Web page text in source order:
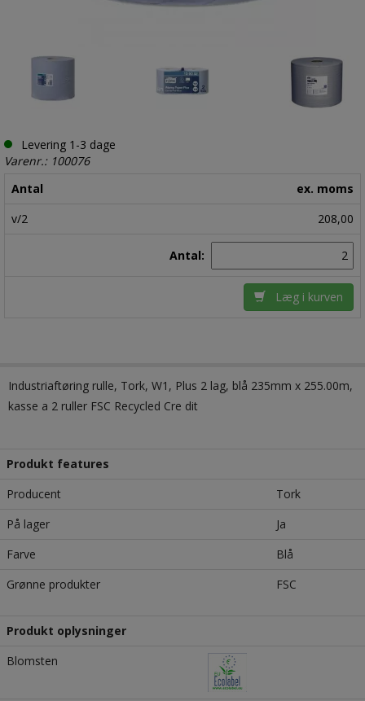
Levering 1-3 dage
Varenr.: 100076
Antal
ex. moms
v/2
208,00
Antal:
Læg i kurven
Industriaftøring rulle, Tork, W1, Plus 2 lag, blå 235mm x 255.00m,
kasse a 2 ruller FSC Recycled Cre dit
Produkt features
Producent
Tork
På lager
Ja
Farve
Blå
Grønne produkter
FSC
Produkt oplysninger
Blomsten